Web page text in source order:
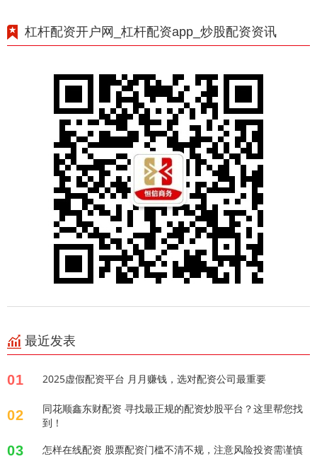
杠杆配资开户网_杠杆配资app_炒股配资资讯
最近发表
01 2025虚假配资平台 月月赚钱，选对配资公司最重要
02
同花顺鑫东财配资 寻找最正规的配资炒股平台？这里帮您找
到！
03 怎样在线配资 股票配资门槛不清不规，注意风险投资需谨慎